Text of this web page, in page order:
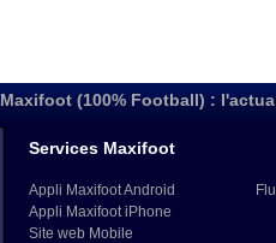
Maxifoot (100% Football) :
Services Maxifoot
Appli Maxifoot Android
Appli Maxifoot iPhone
Site web Mobile